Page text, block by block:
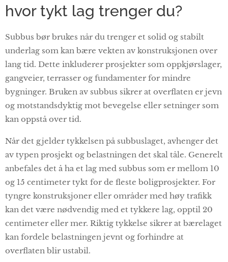
hvor tykt lag trenger du?
Subbus bør brukes når du trenger et solid og stabilt
underlag som kan bære vekten av konstruksjonen over
lang tid. Dette inkluderer prosjekter som oppkjørslager,
gangveier, terrasser og fundamenter for mindre
bygninger. Bruken av subbus sikrer at overflaten er jevn
og motstandsdyktig mot bevegelse eller setninger som
kan oppstå over tid.
Når det gjelder tykkelsen på subbuslaget, avhenger det
av typen prosjekt og belastningen det skal tåle. Generelt
anbefales det å ha et lag med subbus som er mellom 10
og 15 centimeter tykt for de fleste boligprosjekter. For
tyngre konstruksjoner eller områder med høy trafikk
kan det være nødvendig med et tykkere lag, opptil 20
centimeter eller mer. Riktig tykkelse sikrer at bærelaget
kan fordele belastningen jevnt og forhindre at
overflaten blir ustabil.